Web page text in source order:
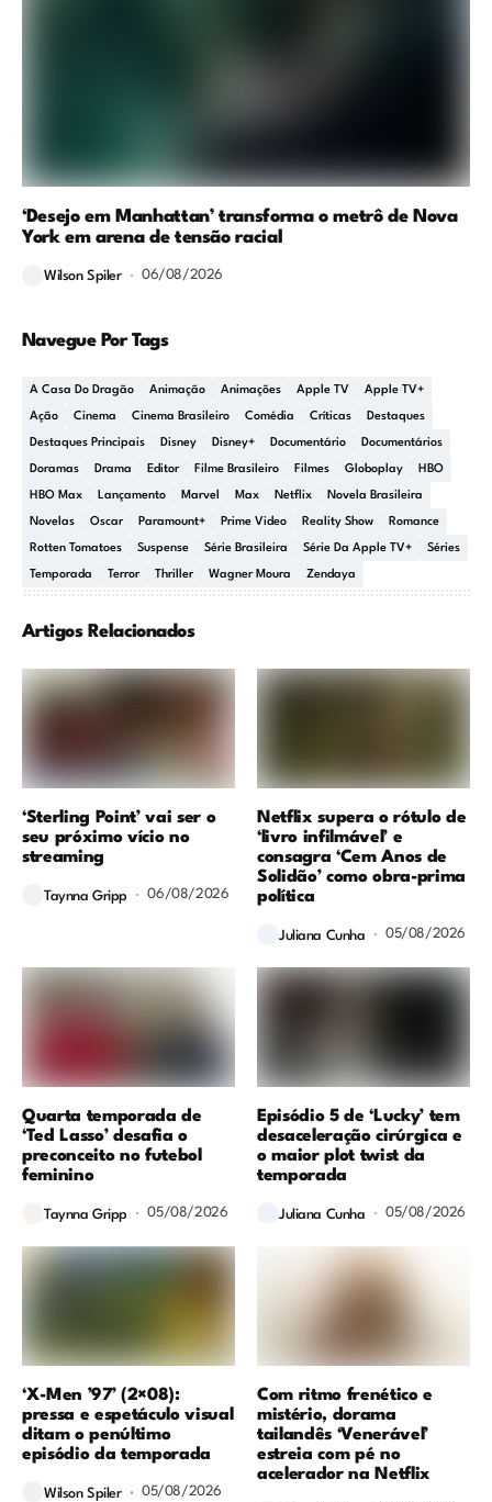
‘Desejo em Manhattan’ transforma o metrô de Nova
York em arena de tensão racial
Wilson Spiler 06/08/2026
Navegue Por Tags
A Casa Do Dragão Animação Animações Apple TV Apple TV+
Ação Cinema Cinema Brasileiro Comédia Críticas Destaques
Destaques Principais Disney Disney+ Documentário Documentários
Doramas Drama Editor Filme Brasileiro Filmes Globoplay HBO
HBO Max Lançamento Marvel Max Netflix Novela Brasileira
Novelas Oscar Paramount+ Prime Video Reality Show Romance
Rotten Tomatoes Suspense Série Brasileira Série Da Apple TV+ Séries
Temporada Terror Thriller Wagner Moura Zendaya
Artigos Relacionados
‘Sterling Point’ vai ser o
seu próximo vício no
streaming
Taynna Gripp 06/08/2026
Netflix supera o rótulo de
‘livro infilmável’ e
consagra ‘Cem Anos de
Solidão’ como obra-prima
política
Juliana Cunha 05/08/2026
Quarta temporada de
‘Ted Lasso’ desafia o
preconceito no futebol
feminino
Taynna Gripp 05/08/2026
Episódio 5 de ‘Lucky’ tem
desaceleração cirúrgica e
o maior plot twist da
temporada
Juliana Cunha 05/08/2026
‘X-Men ’97’ (2×08):
pressa e espetáculo visual
ditam o penúltimo
episódio da temporada
Wilson Spiler 05/08/2026
Com ritmo frenético e
mistério, dorama
tailandês ‘Venerável’
estreia com pé no
acelerador na Netflix